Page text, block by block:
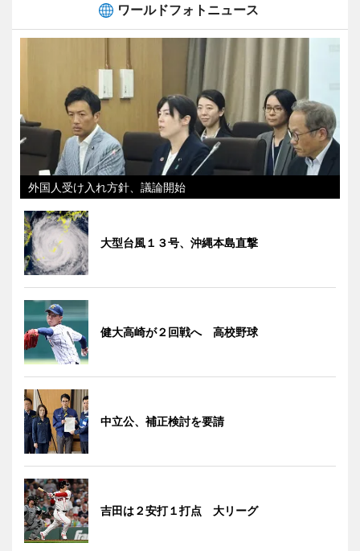
ワールドフォトニュース
外国人受け入れ方針、議論開始
大型台風１３号、沖縄本島直撃
健大高崎が２回戦へ 高校野球
中立公、補正検討を要請
吉田は２安打１打点 大リーグ